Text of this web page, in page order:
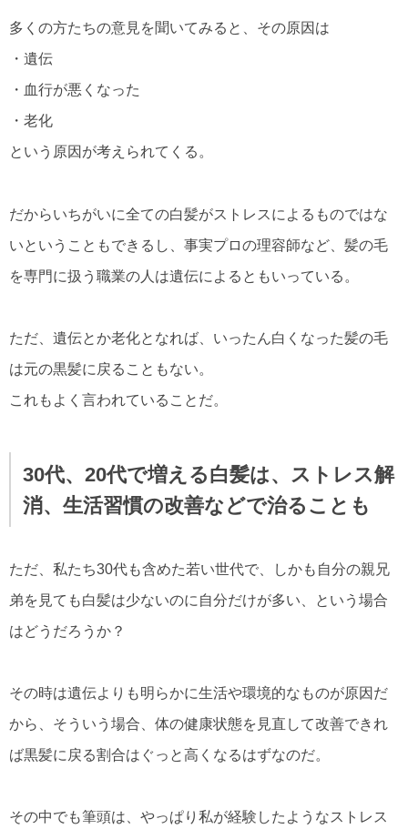
多くの方たちの意見を聞いてみると、その原因は
・遺伝
・血行が悪くなった
・老化
という原因が考えられてくる。
だからいちがいに全ての白髪がストレスによるものではな
いということもできるし、事実プロの理容師など、髪の毛
を専門に扱う職業の人は遺伝によるともいっている。
ただ、遺伝とか老化となれば、いったん白くなった髪の毛
は元の黒髪に戻ることもない。
これもよく言われていることだ。
30代、20代で増える白髪は、ストレス解
消、生活習慣の改善などで治ることも
ただ、私たち30代も含めた若い世代で、しかも自分の親兄
弟を見ても白髪は少ないのに自分だけが多い、という場合
はどうだろうか？
その時は遺伝よりも明らかに生活や環境的なものが原因だ
から、そういう場合、体の健康状態を見直して改善できれ
ば黒髪に戻る割合はぐっと高くなるはずなのだ。
その中でも筆頭は、やっぱり私が経験したようなストレス